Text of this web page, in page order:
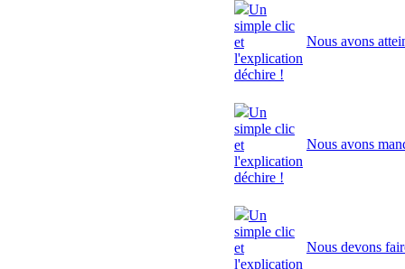
Un
simple clic
et
l'explication
déchire !
Nous avons
Un
simple clic
et
l'explication
déchire !
Nous avons
Un
simple clic
et
l'explication
Nous devons